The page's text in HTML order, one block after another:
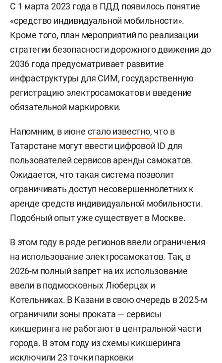
С 1 марта 2023 года в ПДД появилось понятие
«средство индивидуальной мобильности».
Кроме того, план мероприятий по реализации
стратегии безопасности дорожного движения до
2036 года предусматривает развитие
инфраструктуры для СИМ, государственную
регистрацию электросамокатов и введение
обязательной маркировки.
Напомним, в июне стало известно, что в
Татарстане могут ввести цифровой ID для
пользователей сервисов аренды самокатов.
Ожидается, что такая система позволит
ограничивать доступ несовершеннолетних к
аренде средств индивидуальной мобильности.
Подобный опыт уже существует в Москве.
В этом году в ряде регионов ввели ограничения
на использование электросамокатов. Так, в
2026-м полный запрет на их использование
ввели в подмосковных Люберцах и
Котельниках. В Казани в свою очередь в 2025-м
ограничили зоны проката — сервисы
кикшеринга не работают в центральной части
города. В этом году из схемы кикшеринга
исключили 23 точки парковки